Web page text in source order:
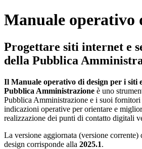
Manuale operativo
Progettare siti internet e
della Pubblica
Il Manuale operativo di design per i siti
Pubblica Amministrazione è uno
Pubblica Amministrazione e i suoi
indicazioni operative per orientare e
realizzazione dei punti di contatto digitali
La versione aggiornata (versione
design corrisponde alla 2025.1.